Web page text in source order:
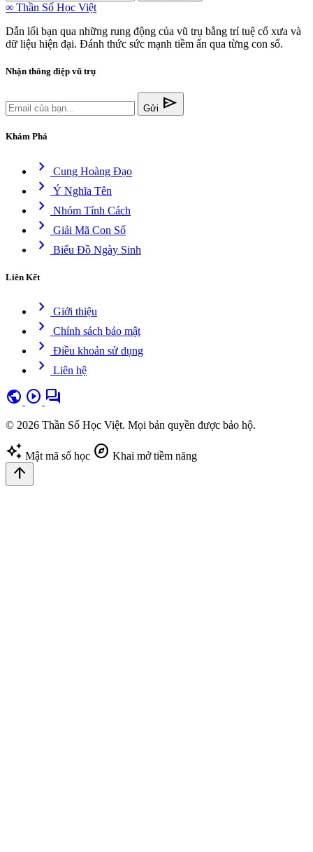
∞ Thần Số Học Việt
Dẫn lối bạn qua những rung động của vũ trụ bằng trí tuệ cổ xưa và
dữ liệu hiện đại. Đánh thức sức mạnh tiềm ẩn qua từng con số.
Nhận thông điệp vũ trụ
Gửi send
Khám Phá
chevron_right Cung Hoàng Đạo
chevron_right Ý Nghĩa Tên
chevron_right Nhóm Tính Cách
chevron_right Giải Mã Con Số
chevron_right Biểu Đồ Ngày Sinh
Liên Kết
chevron_right Giới thiệu
chevron_right Chính sách bảo mật
chevron_right Điều khoản sử dụng
chevron_right Liên hệ
public play_circle forum
© 2026 Thần Số Học Việt. Mọi bản quyền được bảo hộ.
auto_awesome Mật mã số học explore Khai mở tiềm năng
arrow_upward